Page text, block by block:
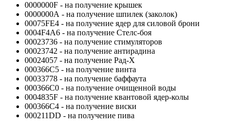
0000000F - на получение крышек
0000000А - на получение шпилек (заколок)
00075FE4 - на получение ядер для силовой брони
0004F4A6 - на получение Стелс-боя
00023736 - на получение стимуляторов
00023742 - на получение антирадина
00024057 - на получение Рад-Х
000366С5 - на получение винта
00033778 - на получение баффаута
000366С0 - на получение очищенной воды
0004835F - на получение квантовой ядер-колы
000366C4 - на получение виски
000211DD - на получение пива